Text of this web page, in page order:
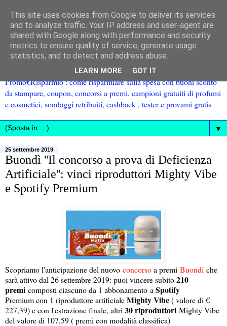
Promo€Risparmio : come risparmiare sulla spesa con buoni sconto
da stampare, coupon, concorsi a premi, campioni gratuiti di profumi
e cosmetici, sondaggi retribuiti, cashback , tester e provami gratis
▼
25 settembre 2019
Buondì ''Il concorso a prova di Deficienza
Artificiale'': vinci riproduttori Mighty Vibe
e Spotify Premium
Scopriamo l'anticipazione del nuovo concorsoa premi Buondì che
sarà attivo dal 26 settembre 2019: puoi vincere subito210
premi composti ciascuno da 1 abbonamento a Spotify
Premium con 1 riproduttore artificialeMighty Vibe( valore di €
227,39) e con l'estrazione finale, altri 30 riproduttori Mighty Vibe
del valore di 107,59 ( premi con modalità classifica)
This site uses cookies from Google to deliver its services
and to analyze traffic. Your IP address and user-agent are
shared with Google along with performance and security
metrics to ensure quality of service, generate usage
statistics, and to detect and address abuse.
LEARN MORE GOT IT